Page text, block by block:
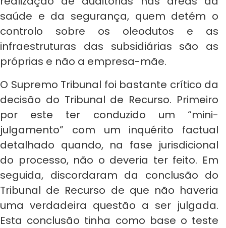
saúde e da segurança, quem detém o
controlo sobre os oleodutos e as
infraestruturas das subsidiárias são as
próprias e não a empresa-mãe.
O Supremo Tribunal foi bastante crítico da
decisão do Tribunal de Recurso. Primeiro
por este ter conduzido um “mini-
julgamento” com um inquérito factual
detalhado quando, na fase jurisdicional
do processo, não o deveria ter feito. Em
seguida, discordaram da conclusão do
Tribunal de Recurso de que não haveria
uma verdadeira questão a ser julgada.
Esta conclusão tinha como base o teste